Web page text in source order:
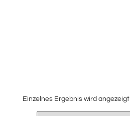
Einzelnes Ergebnis wird angezeigt